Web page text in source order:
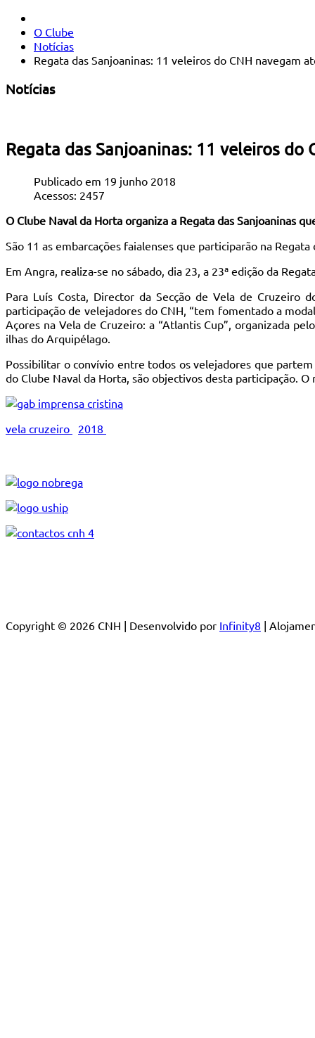
O Clube
Notícias
Regata das Sanjoaninas: 11 veleiros do CNH navegam
Notícias
Regata das Sanjoaninas: 11 veleiros do
Publicado em 19 junho 2018
Acessos: 2457
O Clube Naval da Horta organiza a Regata das Sanjoaninas
São 11 as embarcações faialenses que participarão na
Em Angra, realiza-se no sábado, dia 23, a 23ª edição da
Para Luís Costa, Director da Secção de Vela de Cruzeiro
participação de velejadores do CNH, “tem fomentado a
Açores na Vela de Cruzeiro: a “Atlantis Cup”, organizada
ilhas do Arquipélago.
Possibilitar o convívio entre todos os velejadores que
do Clube Naval da Horta, são objectivos desta participação.
vela cruzeiro 2018
Copyright © 2026 CNH | Desenvolvido por Infinity8 |